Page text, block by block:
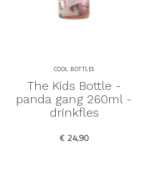
COOL BOTTLES
The Kids Bottle -
panda gang 260ml -
drinkfles
€ 24,90